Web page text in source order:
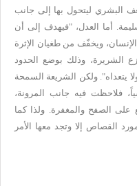
البشري ليتحول بها إلى جانب
أما العدل، "فيهدف إلى أن
ويخفّف من طغيان الإثرة
الشريرة، وذلك بوضع الحدود
يتعداه". ولكن الشريعة السمحة
فلاحظت فيه جانب المرونة،
على الصفح والمغفرة. ولذا كما
القصاص إلا وتجد معها الأمر